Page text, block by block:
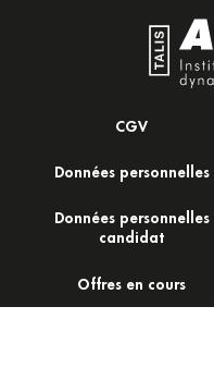
CGV
Données personnelles
Données personnelles
candidat
Offres en cours